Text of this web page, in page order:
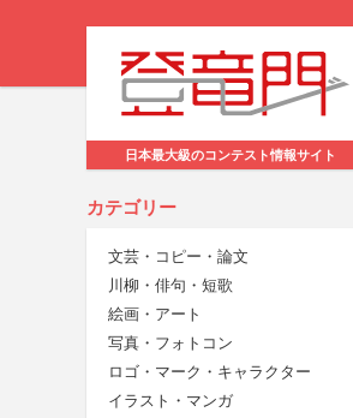
日本最大級のコンテスト情報サイト
カテゴリー
文芸・コピー・論文
川柳・俳句・短歌
絵画・アート
写真・フォトコン
ロゴ・マーク・キャラクター
イラスト・マンガ